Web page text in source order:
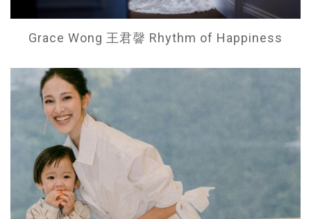
Grace Wong 王君韾 Rhythm of Happiness